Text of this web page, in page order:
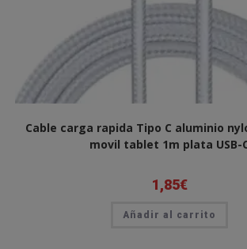
Cable carga rapida Tipo C aluminio
movil tablet 1m plata USB-
1,85€
Añadir al carrito